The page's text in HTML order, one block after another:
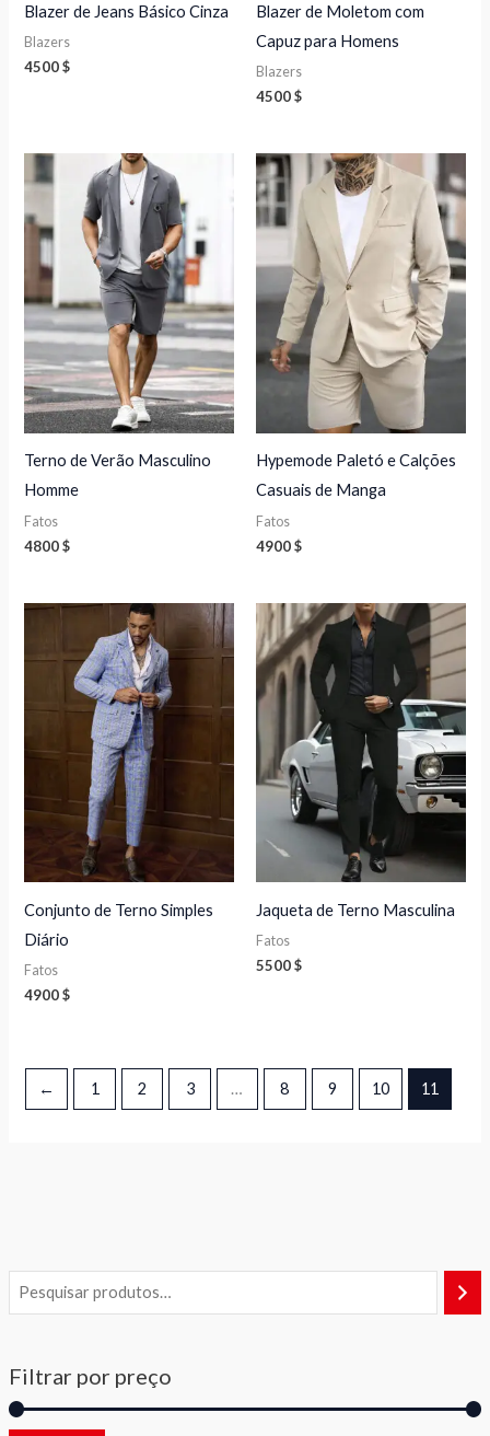
Filtrar por preço
Blazer de Jeans Básico Cinza
Blazers
4500$
Blazer de Moletom com
Capuz para Homens
Blazers
4500$
Terno de Verão Masculino
Homme
Fatos
4800$
Hypemode Paletó e Calções
Casuais de Manga
Fatos
4900$
Conjunto de Terno Simples
Diário
Fatos
4900$
Jaqueta de Terno Masculina
Fatos
5500$
← 1 2 3 … 8 9 10 11